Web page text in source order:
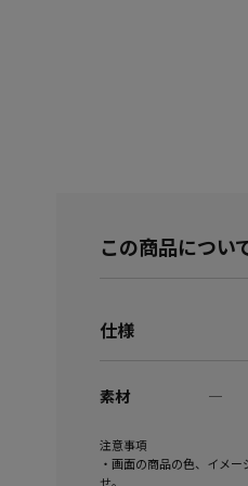
この商品につい
仕様
素材 ―
注意事項
・画面の商品の色、イメ
せ。